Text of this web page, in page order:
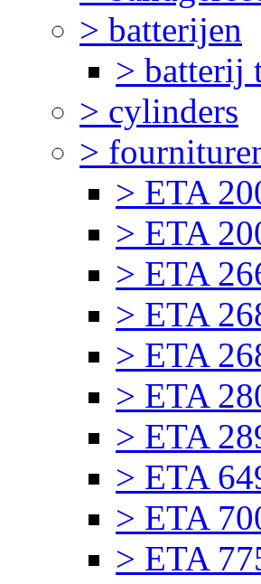
> batterijen
> batterij
> cylinders
>
> ETA
> ETA
> ETA
> ETA
> ETA
> ETA
> ETA
> ETA
> ETA
> ETA